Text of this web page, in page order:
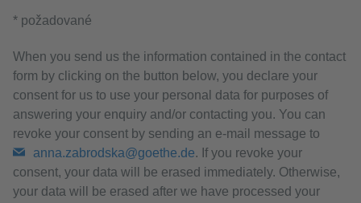
* požadované
When you send us the information contained in the contact
form by clicking on the button below, you declare your
consent for us to use your personal data for purposes of
answering your enquiry and/or contacting you. You can
revoke your consent by sending an e-mail message to
anna.zabrodska@goethe.de. If you revoke your
consent, your data will be erased immediately. Otherwise,
your data will be erased after we have processed your